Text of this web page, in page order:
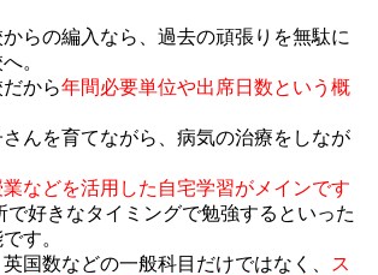
らの編入なら、過去の頑張りを無駄に
。
だから年間必要単位や出席日数という概
んを育てながら、病気の治療をしなが
などを活用した自宅学習がメインです
で好きなタイミングで勉強するといった
す。
国数などの一般科目だけではなく、
ス